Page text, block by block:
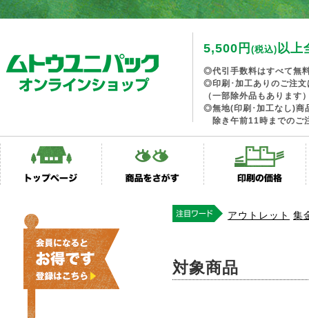
5,500円 (税込)以上
◎代引手数料はすべて無
◎印刷･加工ありのご注文
（一部除外品もあります
◎無地(印刷･加工なし)商
除き午前11時までのご
アウトレット 集
対象商品